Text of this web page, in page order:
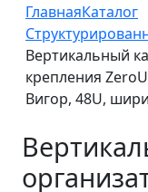
ГлавнаяКаталог
Вертикальный
крепления
Вигор, 48U,